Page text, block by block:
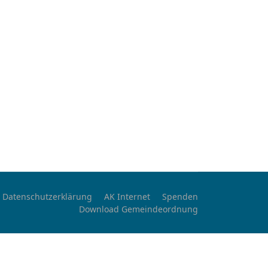
Datenschutzerklärung AK Internet
Spenden
Download Gemeindeordnung